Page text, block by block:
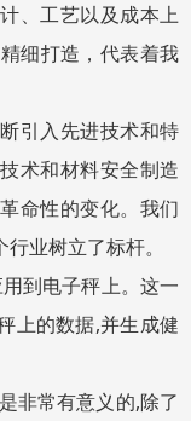
、工艺以及成本上
细打造，代表着我
引入先进技术和特
术和材料安全制造
命性的变化。我们
业树立了标杆。
到电子秤上。这一
上的数据,并生成健
非常有意义的,除了